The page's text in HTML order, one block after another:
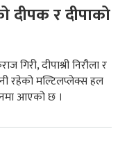
दीपक र दीपाको
गिरी, दीपाश्री निरौला र
रहेको मल्टिलप्लेक्स हल
आएको छ ।